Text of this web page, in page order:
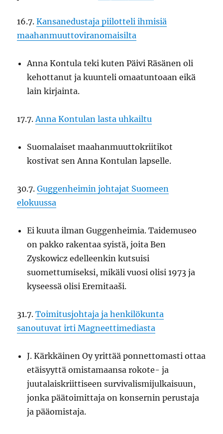
16.7.Kansanedustaja piilotteli ihmisiä
maahanmuuttoviranomaisilta
Anna Kontula teki kuten Päivi Räsänen oli
kehottanut ja kuunteli omaatuntoaan eikä
lain kirjainta.
17.7.Anna Kontulan lasta uhkailtu
Suomalaiset maahanmuuttokriitikot
kostivat sen Anna Kontulan lapselle.
30.7.Guggenheimin johtajat Suomeen
elokuussa
Ei kuuta ilman Guggenheimia. Taidemuseo
on pakko rakentaa syistä, joita Ben
Zyskowicz edelleenkin kutsuisi
suomettumiseksi, mikäli vuosi olisi 1973 ja
kyseessä olisi Eremitaaši.
31.7.Toimitusjohtaja ja henkilökunta
sanoutuvat irti Magneettimediasta
J. Kärkkäinen Oy yrittää ponnettomasti ottaa
etäisyyttä omistamaansa rokote- ja
juutalaiskriittiseen survivalismijulkaisuun,
jonka päätoimittaja on konsernin perustaja
ja pääomistaja.